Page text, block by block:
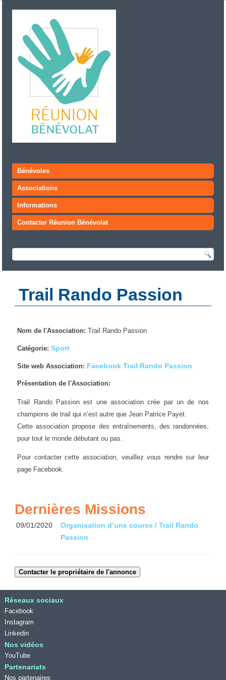
Bénévoles
Associations
Informations
Contacter Réunion Bénévolat
Trail Rando Passion
Nom de l'Association: Trail Rando Passion
Catégorie: Sport
Site web Association: Facebook Trail Rando Passion
Présentation de l'Association:
Trail Rando Passion est une association crée par un de nos
champions de trail qui n’est autre que Jean Patrice Payet.
Cette association propose des entraînements, des randonnées,
pour tout le monde débutant ou pas.
Pour contacter cette association, veuillez vous rendre sur leur
page Facebook.
Dernières Missions
09/01/2020
Organisation d’une course / Trail Rando
Passion
Réseaux sociaux
Facebook
Instagram
Linkedin
Nos vidéos
YouTube
Partenariats
Nos partenaires